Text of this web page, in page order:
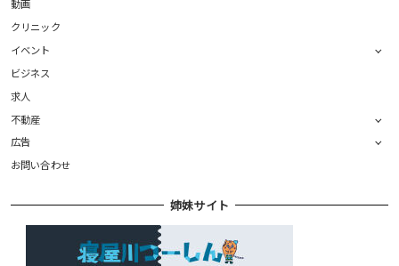
動画
クリニック
イベント
ビジネス
求人
不動産
広告
お問い合わせ
姉妹サイト